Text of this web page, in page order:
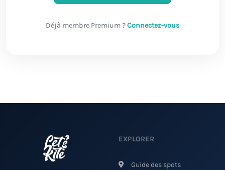
Déjà membre Premium ?Connectez-vous
EXPLORER
Guide des spots